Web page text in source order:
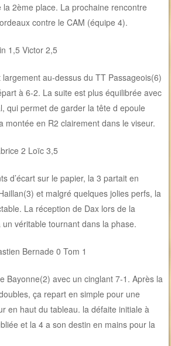
2ème place. La prochaine rencontre
contre le CAM (équipe 4).
1,5 Victor 2,5
au-dessus du TT Passageois(6)
à 6-2. La suite est plus équilibrée avec
qui permet de garder la tête d epoule
montée en R2 clairement dans le viseur.
2 Loïc 3,5
d’écart sur le papier, la 3 partait en
et malgré quelques jolies perfs, la
La réception de Dax lors de la
véritable tournant dans la phase.
Bernade 0 Tom 1
Bayonne(2) avec un cinglant 7-1. Après la
ça repart en simple pour une
en haut du tableau. la défaite initiale à
et la 4 a son destin en mains pour la